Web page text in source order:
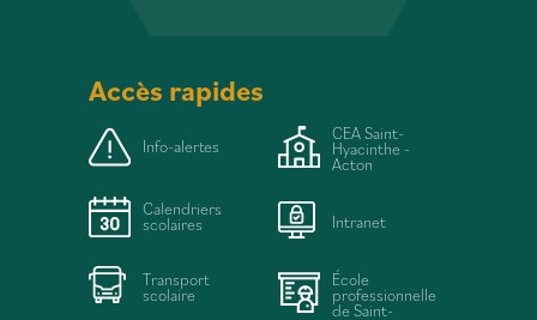
Accès rapides
Info-alertes
Calendriers
scolaires
Transport
scolaire
CEA Saint-
Hyacinthe -
Acton
Intranet
École
professionnelle
de Saint-